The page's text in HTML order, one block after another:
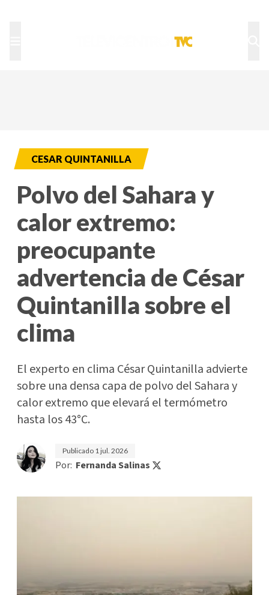
CESAR QUINTANILLA
Polvo del Sahara y
calor extremo:
preocupante
advertencia de César
Quintanilla sobre el
clima
El experto en clima César Quintanilla advierte
sobre una densa capa de polvo del Sahara y
calor extremo que elevará el termómetro
hasta los 43°C.
Publicado 1 jul. 2026
Por: Fernanda Salinas